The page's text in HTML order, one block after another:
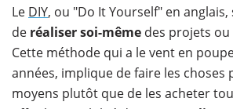
Le DIY, ou "Do It Yourself" en
de réaliser soi-même des projets
Cette méthode qui a le vent en
années, implique de faire les choses
moyens plutôt que de les acheter